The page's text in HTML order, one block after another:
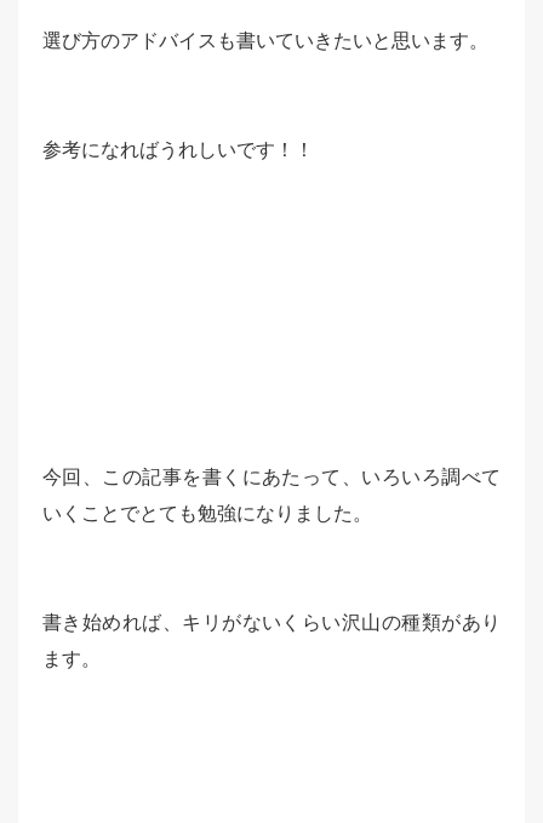
選び方のアドバイスも書いていきたいと思います。
参考になればうれしいです！！
今回、この記事を書くにあたって、いろいろ調べて
いくことでとても勉強になりました。
書き始めれば、キリがないくらい沢山の種類があり
ます。